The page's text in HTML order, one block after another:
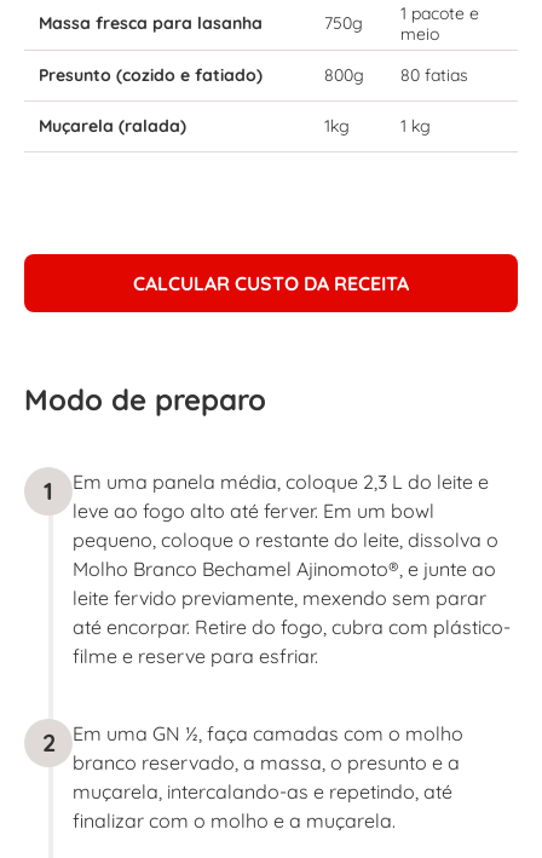
Massa fresca para lasanha
750g
1 pacote e
meio
Presunto (cozido e fatiado)
800g 80 fatias
Muçarela (ralada) 1kg 1 kg
CALCULAR CUSTO DA RECEITA
Modo de preparo
1
Em uma panela média, coloque 2,3 L do leite e
leve ao fogo alto até ferver. Em um bowl
pequeno, coloque o restante do leite, dissolva o
Molho Branco Bechamel Ajinomoto®, e junte ao
leite fervido previamente, mexendo sem parar
até encorpar. Retire do fogo, cubra com plástico-
filme e reserve para esfriar.
2
Em uma GN ½, faça camadas com o molho
branco reservado, a massa, o presunto e a
muçarela, intercalando-as e repetindo, até
finalizar com o molho e a muçarela.